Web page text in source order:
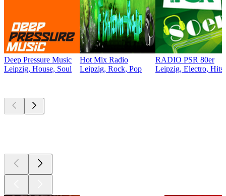
Deep Pressure Music
Leipzig, House, Soul
Hot Mix Radio
Leipzig, Rock, Pop
RADIO PSR 80er
Leipzig, Electro,